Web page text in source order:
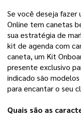
Se você deseja fazer
Online tem canetas
sua estratégia de
kit de agenda com
caneta, um Kit
presente exclusivo
indicado são
para encantar o seu
Quais são as